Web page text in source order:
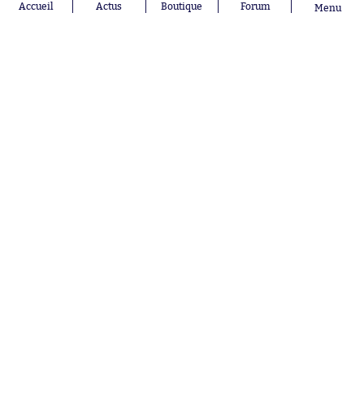
Niakhaté
RC Strasbourg
Accueil Actus Boutique Forum Menu